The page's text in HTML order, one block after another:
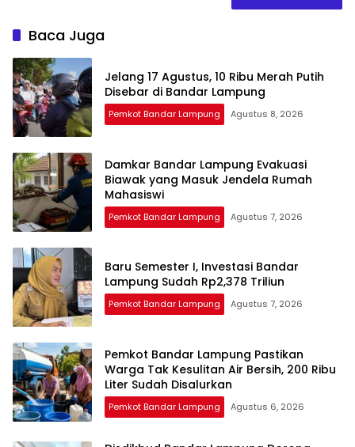
Baca Juga
Jelang 17 Agustus, 10 Ribu Merah Putih
Disebar di Bandar Lampung
Pemkot Bandar Lampung Agustus 8, 2026
Damkar Bandar Lampung Evakuasi
Biawak yang Masuk Jendela Rumah
Mahasiswi
Pemkot Bandar Lampung Agustus 7, 2026
Baru Semester I, Investasi Bandar
Lampung Sudah Rp2,378 Triliun
Pemkot Bandar Lampung Agustus 7, 2026
Pemkot Bandar Lampung Pastikan
Warga Tak Kesulitan Air Bersih, 200 Ribu
Liter Sudah Disalurkan
Pemkot Bandar Lampung Agustus 6, 2026